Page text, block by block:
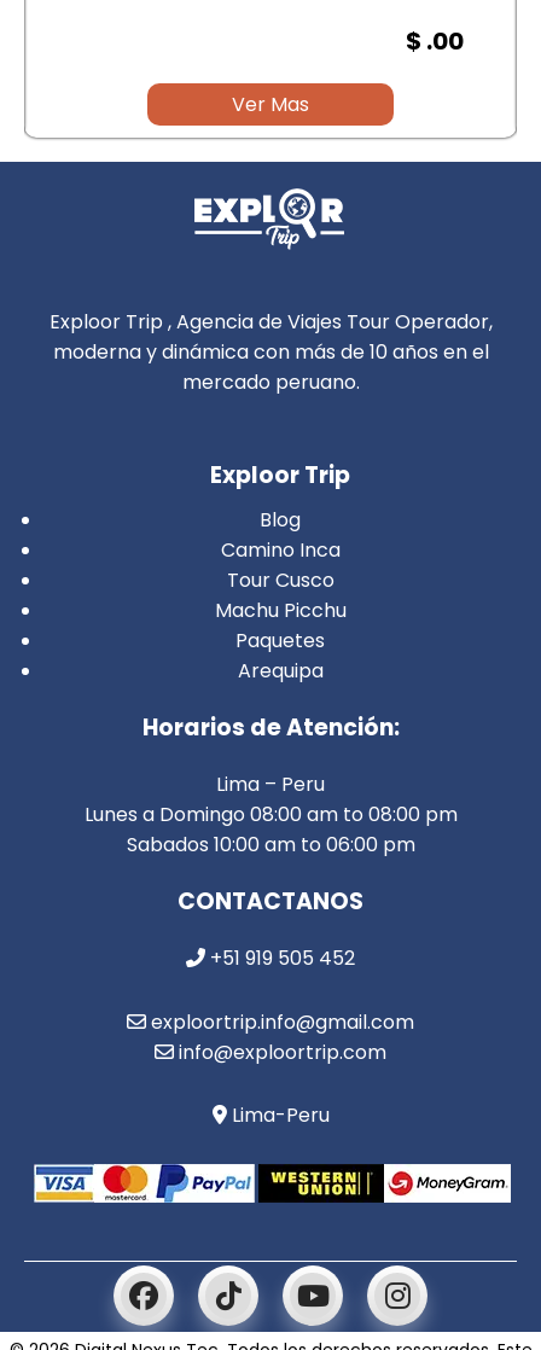
$ .00
Ver Mas
Exploor Trip , Agencia de Viajes Tour Operador,
moderna y dinámica con más de 10 años en el
mercado peruano.
Exploor Trip
Blog
Camino Inca
Tour Cusco
Machu Picchu
Paquetes
Arequipa
Horarios de Atención:
Lima – Peru
Lunes a Domingo 08:00 am to 08:00 pm
Sabados 10:00 am to 06:00 pm
CONTACTANOS
+51 919 505 452
exploortrip.info@gmail.com
info@exploortrip.com
Lima-Peru